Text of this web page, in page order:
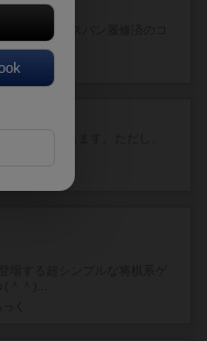
ン
。ウイングスパン履修済のコ
ウイング...
間にあ...